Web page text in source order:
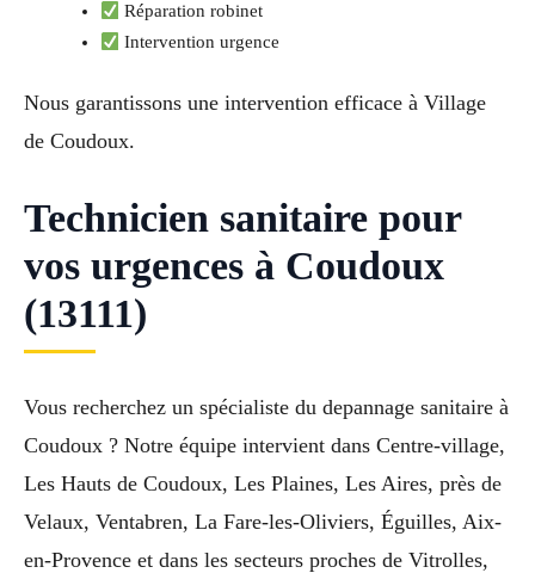
Réparation robinet
Intervention urgence
Nous garantissons une intervention efficace à Village
de Coudoux.
Technicien sanitaire pour
vos urgences à Coudoux
(13111)
Vous recherchez un spécialiste du depannage sanitaire à
Coudoux ? Notre équipe intervient dans Centre-village,
Les Hauts de Coudoux, Les Plaines, Les Aires, près de
Velaux, Ventabren, La Fare-les-Oliviers, Éguilles, Aix-
en-Provence et dans les secteurs proches de Vitrolles,